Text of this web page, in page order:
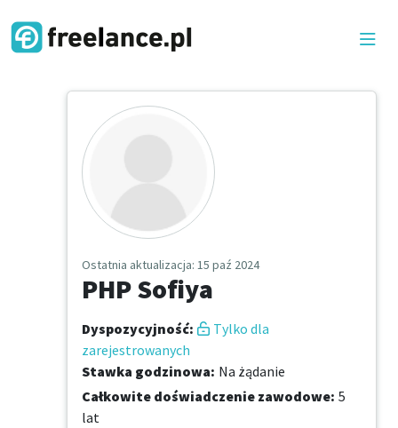
Ostatnia aktualizacja: 15 paź 2024
PHP Sofiya
Dyspozycyjność:
Tylko dla
zarejestrowanych
Stawka godzinowa: Na żądanie
Całkowite doświadczenie zawodowe: 5
lat